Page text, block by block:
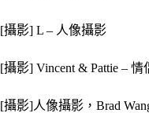
[攝影] L – 人像攝影
[攝影] Vincent & Pattie – 情
[攝影]人像攝影，Brad